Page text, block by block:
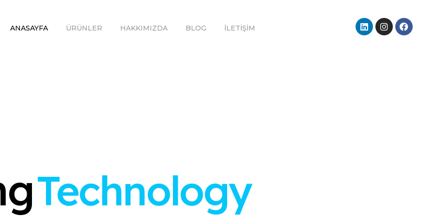
ANASAYFA ÜRÜNLER HAKKIMIZDA BLOG İLETIŞIM
Technology